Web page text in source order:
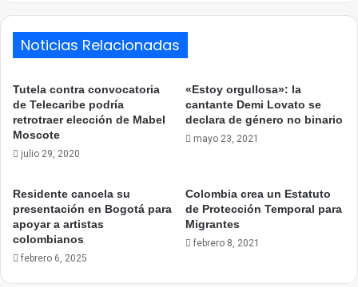
Noticias Relacionadas
Tutela contra convocatoria
de Telecaribe podría
retrotraer elección de Mabel
Moscote
julio 29, 2020
«Estoy orgullosa»: la
cantante Demi Lovato se
declara de género no binario
mayo 23, 2021
Residente cancela su
presentación en Bogotá para
apoyar a artistas
colombianos
febrero 6, 2025
Colombia crea un Estatuto
de Protección Temporal para
Migrantes
febrero 8, 2021